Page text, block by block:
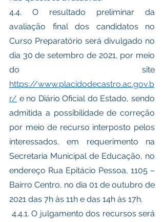
4.4. O resultado preliminar da
avaliação final dos candidatos no
Curso Preparatório será divulgado no
dia 30 de setembro de 2021, por meio
https://www.placidodecastro.ac.gov.b
r/ e no Diário Oficial do Estado, sendo
admitida a possibilidade de correção
por meio de recurso interposto pelos
interessados, em requerimento na
Secretaria Municipal de Educação, no
endereço Rua Epitácio Pessoa, 1105 –
Bairro Centro, no dia 01 de outubro de
2021 das 7h às 11h e das 14h às 17h.